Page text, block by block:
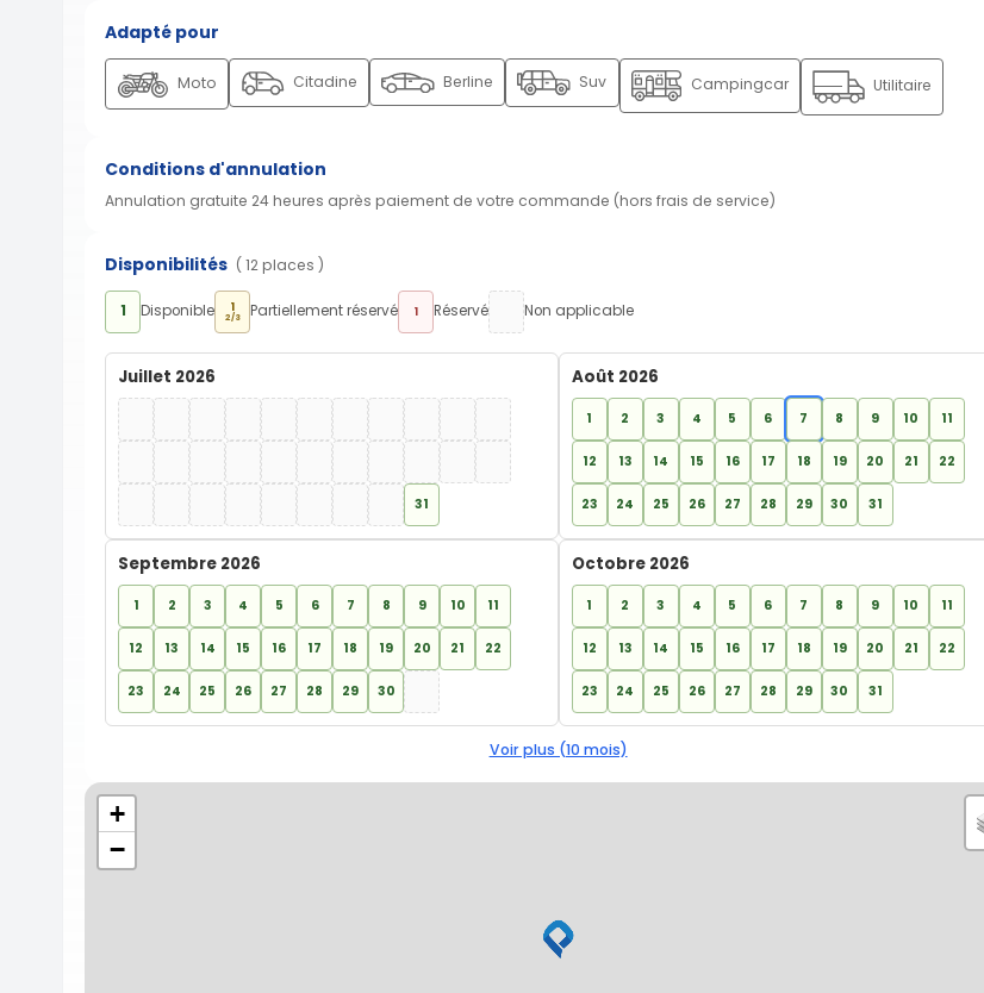
Adapté pour
Moto Citadine Berline Suv Campingcar Utilitaire
Conditions d'annulation
Annulation gratuite 24 heures après paiement de votre commande (hors frais de service)
Disponibilités ( 12 places )
1 Disponible 1
2/3 Partiellement réservé 1 Réservé Non applicable
Juillet 2026
31
Août 2026
1 2 3 4 5 6 7 8 9 10 11
12 13 14 15 16 17 18 19 20 21 22
23 24 25 26 27 28 29 30 31
Septembre 2026
1 2 3 4 5 6 7 8 9 10 11
12 13 14 15 16 17 18 19 20 21 22
23 24 25 26 27 28 29 30
Octobre 2026
1 2 3 4 5 6 7 8 9 10 11
12 13 14 15 16 17 18 19 20 21 22
23 24 25 26 27 28 29 30 31
Voir plus (10 mois)
+
−